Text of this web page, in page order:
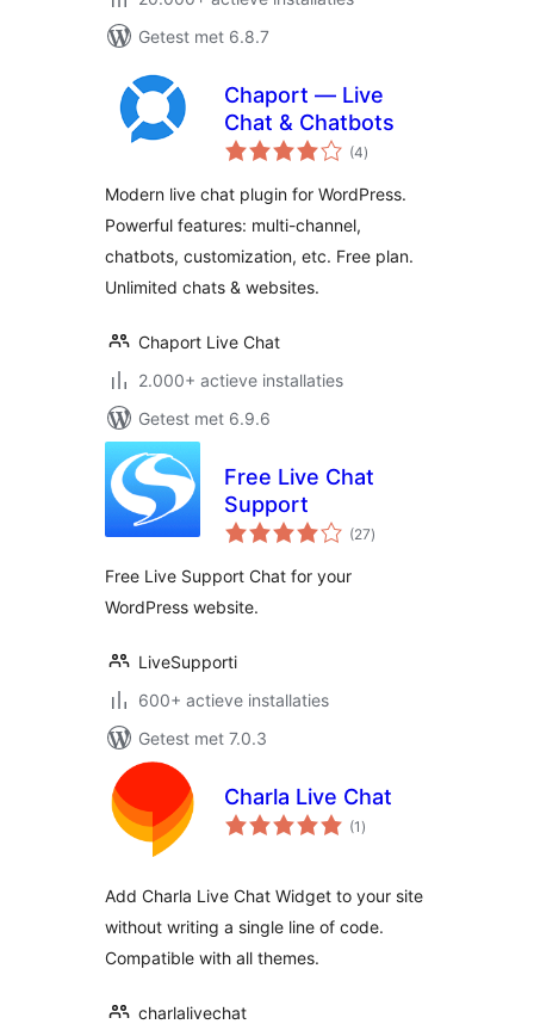
Getest met 6.8.7
Chaport — Live
Chat & Chatbots
(4totaal
waarderingen
)
Modern live chat plugin for WordPress.
Powerful features: multi-channel,
chatbots, customization, etc. Free plan.
Unlimited chats & websites.
Chaport Live Chat
2.000+ actieve installaties
Getest met 6.9.6
Free Live Chat
Support
(27totaal
waarderingen
)
Free Live Support Chat for your
WordPress website.
LiveSupporti
600+ actieve installaties
Getest met 7.0.3
Charla Live Chat
(1 totaal
waarderingen
)
Add Charla Live Chat Widget to your site
without writing a single line of code.
Compatible with all themes.
charlalivechat